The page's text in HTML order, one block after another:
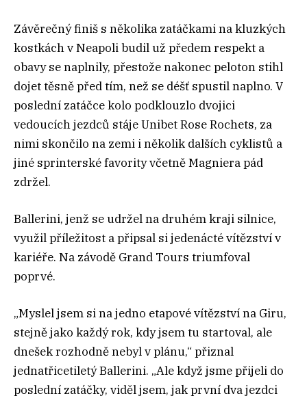
Závěrečný finiš s několika zatáčkami na kluzkých
kostkách v Neapoli budil už předem respekt a
obavy se naplnily, přestože nakonec peloton stihl
dojet těsně před tím, než se déšť spustil naplno. V
poslední zatáčce kolo podklouzlo dvojici
vedoucích jezdců stáje Unibet Rose Rochets, za
nimi skončilo na zemi i několik dalších cyklistů a
jiné sprinterské favority včetně Magniera pád
zdržel.
Ballerini, jenž se udržel na druhém kraji silnice,
využil příležitost a připsal si jedenácté vítězství v
kariéře. Na závodě Grand Tours triumfoval
poprvé.
„Myslel jsem si na jedno etapové vítězství na Giru,
stejně jako každý rok, kdy jsem tu startoval, ale
dnešek rozhodně nebyl v plánu,“ přiznal
jednatřicetiletý Ballerini. „Ale když jsme přijeli do
poslední zatáčky, viděl jsem, jak první dva jezdci